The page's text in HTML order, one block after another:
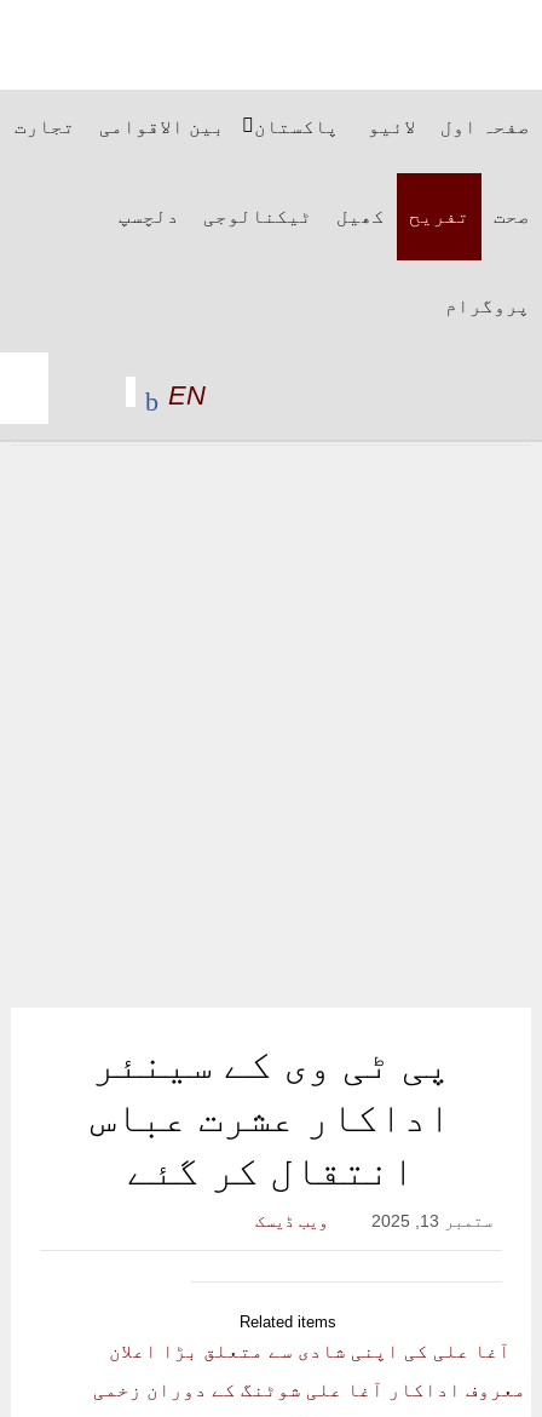
صفحہ اول لائیو پاکستان بین الاقوامی تجارت
صحت تفریح کھیل ٹیکنالوجی دلچسپ
پروگرام
EN
پی ٹی وی کے سینئر
اداکار عشرت عباس
انتقال کر گئے
ستمبر 13, 2025 ویب ڈیسک
Related items
آغا علی کی اپنی شادی سے متعلق بڑا اعلان
معروف اداکار آغا علی شوٹنگ کے دوران زخمی